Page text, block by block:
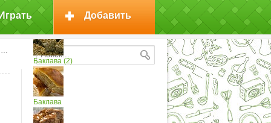
Добавить
Баклава с орехами
Баклава (2)
Баклава